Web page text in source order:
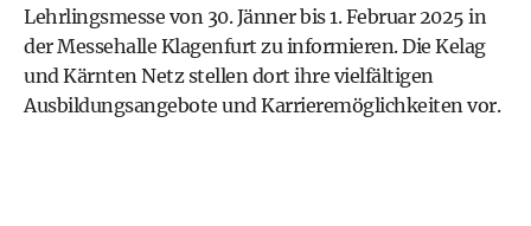
Lehrlingsmesse von 30. Jänner bis 1. Februar 2025 in
der Messehalle Klagenfurt zu informieren. Die Kelag
und Kärnten Netz stellen dort ihre vielfältigen
Ausbildungsangebote und Karrieremöglichkeiten vor.